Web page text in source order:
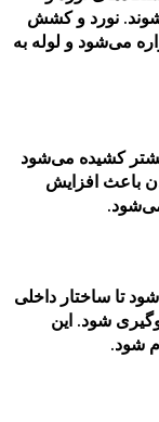
نورد و کشش
می‌شود و لوله به
کشیده می‌شود
باعث افزایش
تا ساختار داخلی
شود. این
شود.